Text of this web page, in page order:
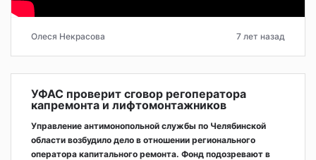
Олеся Некрасова 7 лет назад
УФАС проверит сговор регоператора
капремонта и лифтомонтажников
Управление антимонопольной службы по Челябинской
области возбудило дело в отношении регионального
оператора капитального ремонта. Фонд подозревают в